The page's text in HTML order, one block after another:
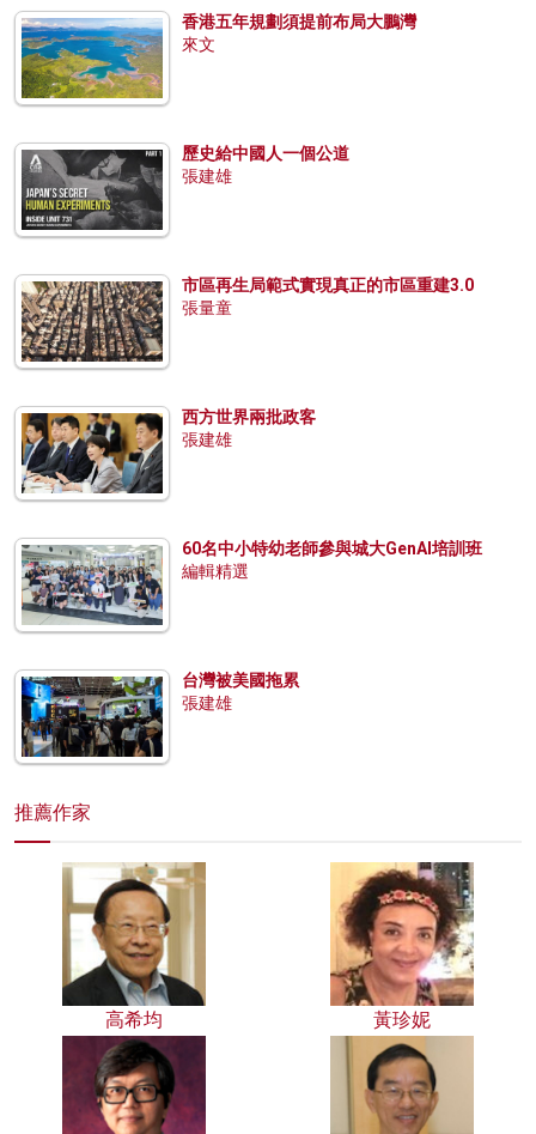
香港五年規劃須提前布局大鵬灣
來文
歷史給中國人一個公道
張建雄
市區再生局範式實現真正的市區重建3.0
張量童
西方世界兩批政客
張建雄
60名中小特幼老師參與城大GenAI培訓班
編輯精選
台灣被美國拖累
張建雄
推薦作家
高希均 黃珍妮